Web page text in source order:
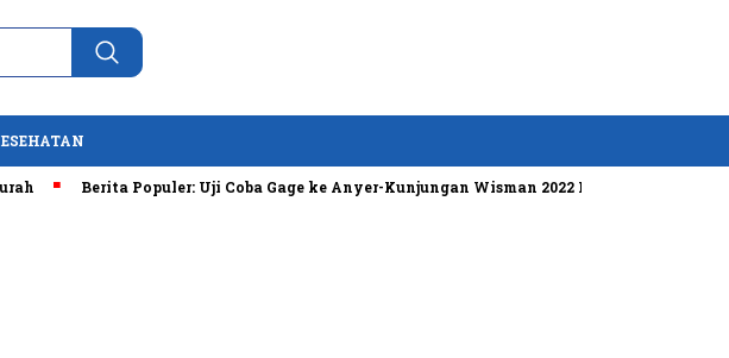
Berita Populer: Uji Coba Gage ke Anyer-Kunjungan Wisman 2022 Diprediksi Rendah